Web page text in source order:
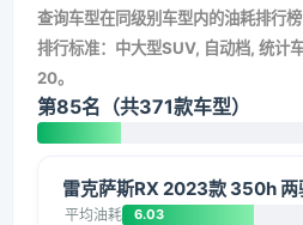
查询车型在同级别车型内的油耗排行榜
排行标准：中大型SUV, 自动档, 统计
20。
第85名（共371款车型）
雷克萨斯RX 2023款 350h 两
平均油耗 6.03